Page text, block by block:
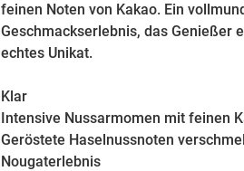
feinen Noten von Kakao. Ein
Geschmackserlebnis, das Genießer
echtes Unikat.
Klar
Intensive Nussarmomen mit feinen
Geröstete Haselnussnoten
Nougaterlebnis